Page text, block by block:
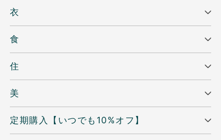
衣
食
住
美
定期購入【いつでも10%オフ】